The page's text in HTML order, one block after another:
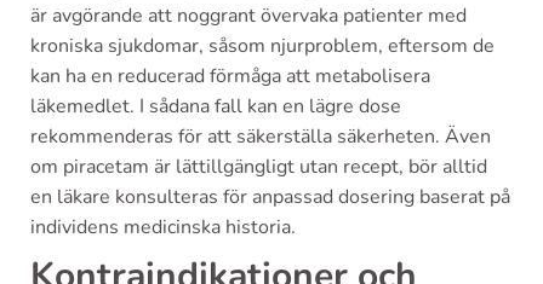
är avgörande att noggrant övervaka patienter med
kroniska sjukdomar, såsom njurproblem, eftersom de
kan ha en reducerad förmåga att metabolisera
läkemedlet. I sådana fall kan en lägre dose
rekommenderas för att säkerställa säkerheten. Även
om piracetam är lättillgängligt utan recept, bör alltid
en läkare konsulteras för anpassad dosering baserat på
individens medicinska historia.